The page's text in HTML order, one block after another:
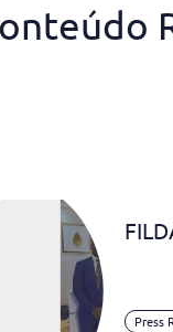
Press